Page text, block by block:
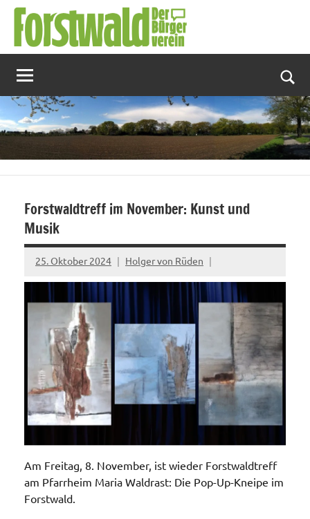
Zum
Inhalt
springen
Forstwaldtreff im November: Kunst und
Musik
25. Oktober 2024 Holger von Rüden
Am Freitag, 8. November, ist wieder Forstwaldtreff
am Pfarrheim Maria Waldrast: Die Pop-Up-Kneipe im
Forstwald.